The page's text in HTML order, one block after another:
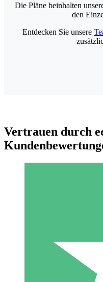
Zahlen Sie nach
monatliche
Die Pläne beinhalten
den
Entdecken Sie unsere
Vertrauen durch